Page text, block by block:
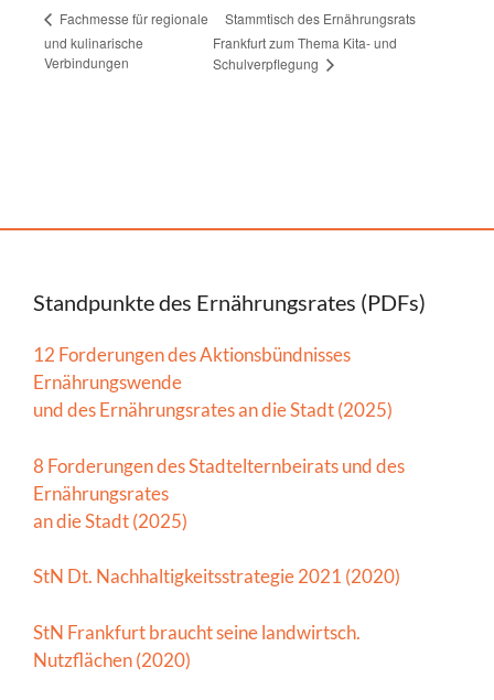
Fachmesse für regionale
und kulinarische
Verbindungen
Stammtisch des Ernährungsrats
Frankfurt zum Thema Kita- und
Schulverpflegung
Standpunkte des Ernährungsrates (PDFs)
12 Forderungen des Aktionsbündnisses
Ernährungswende
und des Ernährungsrates an die Stadt (2025)
8 Forderungen des Stadtelternbeirats und des
Ernährungsrates
an die Stadt (2025)
StN Dt. Nachhaltigkeitsstrategie 2021 (2020)
StN Frankfurt braucht seine landwirtsch.
Nutzflächen (2020)